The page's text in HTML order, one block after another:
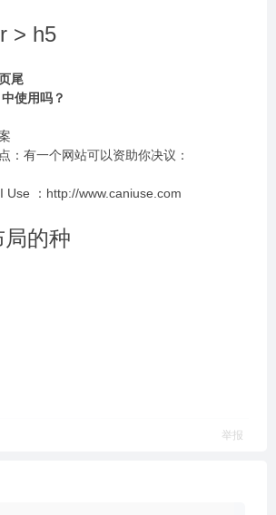
> h5
尾
使⽤吗？
：有⼀个⽹站可以资助你决议：
Use ：http://www.caniuse.com
的种
举报